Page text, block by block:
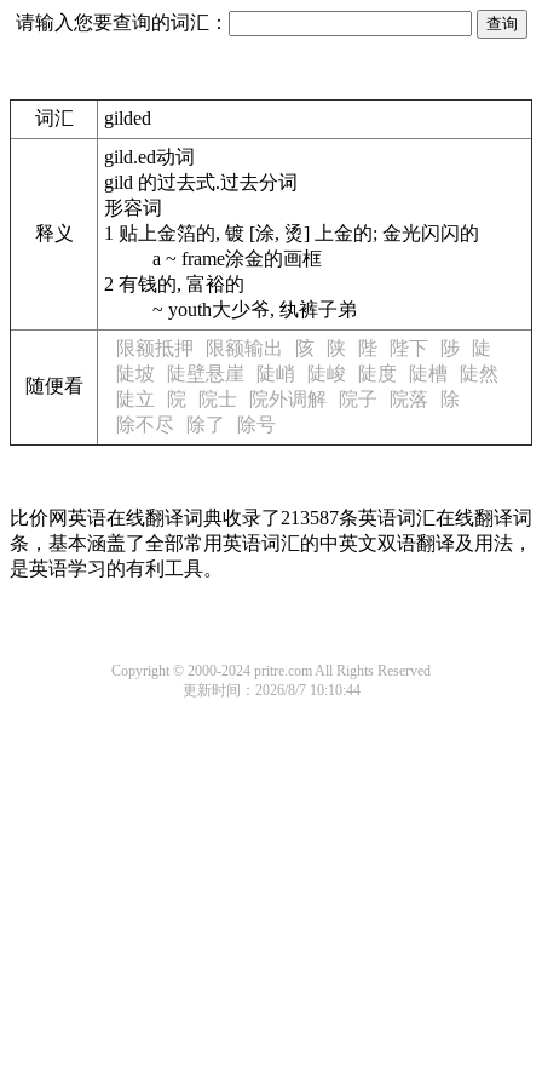
请输入您要查询的词汇：
词汇 gilded
释义
gild.ed动词
gild 的过去式.过去分词
形容词
1 贴上金箔的, 镀 [涂, 烫] 上金的; 金光闪闪的
a ~ frame涂金的画框
2 有钱的, 富裕的
~ youth大少爷, 纨裤子弟
随便看
限额抵押 限额输出 陔 陕 陛 陛下 陟
陡
陡坡
陡壁悬崖 陡峭 陡峻 陡度 陡槽
陡然
陡立
院 院士 院外调解 院子 院落
除
除不尽
除了 除号
比价网英语在线翻译词典收录了213587条英语词汇在线翻译词
条，基本涵盖了全部常用英语词汇的中英文双语翻译及用法，
是英语学习的有利工具。
Copyright © 2000-2024 pritre.com All Rights Reserved
更新时间：2026/8/7 10:10:44